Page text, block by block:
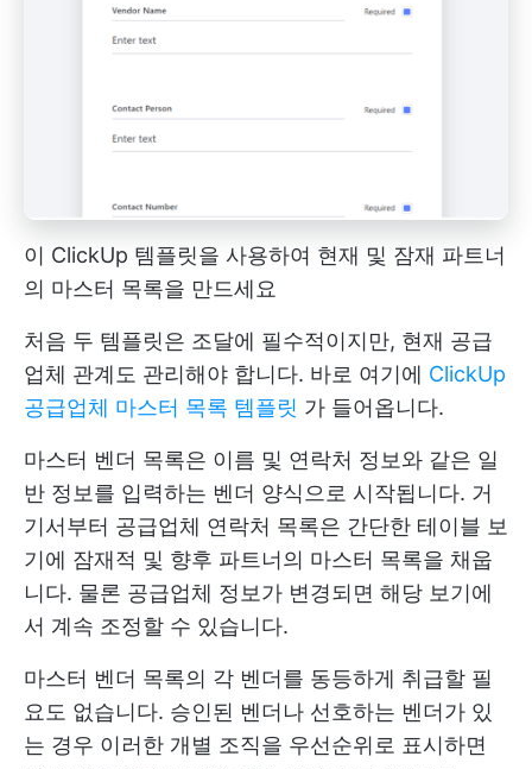
이 ClickUp 템플릿을 사용하여 현재 및 잠재 파트너
의 마스터 목록을 만드세요
처음 두 템플릿은 조달에 필수적이지만, 현재 공급
업체 관계도 관리해야 합니다. 바로 여기에 ClickUp
공급업체 마스터 목록 템플릿 가 들어옵니다.
마스터 벤더 목록은 이름 및 연락처 정보와 같은 일
반 정보를 입력하는 벤더 양식으로 시작됩니다. 거
기서부터 공급업체 연락처 목록은 간단한 테이블 보
기에 잠재적 및 향후 파트너의 마스터 목록을 채웁
니다. 물론 공급업체 정보가 변경되면 해당 보기에
서 계속 조정할 수 있습니다.
마스터 벤더 목록의 각 벤더를 동등하게 취급할 필
요도 없습니다. 승인된 벤더나 선호하는 벤더가 있
는 경우 이러한 개별 조직을 우선순위로 표시하면